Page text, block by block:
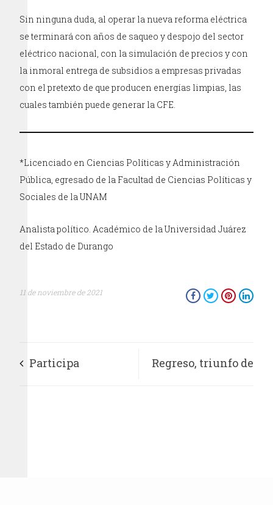
Sin ninguna duda, al operar la nueva reforma eléctrica
se terminará con años de saqueo y despojo del sector
eléctrico nacional, con la simulación de precios y con
la inmoral entrega de subsidios a empresas privadas
con el pretexto de que producen energías limpias, las
cuales también puede generar la CFE.
*Licenciado en Ciencias Políticas y Administración
Pública, egresado de la Facultad de Ciencias Políticas y
Sociales de la UNAM
Analista político. Académico de la Universidad Juárez
del Estado de Durango
11 de noviembre de 2021
Participa Regreso, triunfo de